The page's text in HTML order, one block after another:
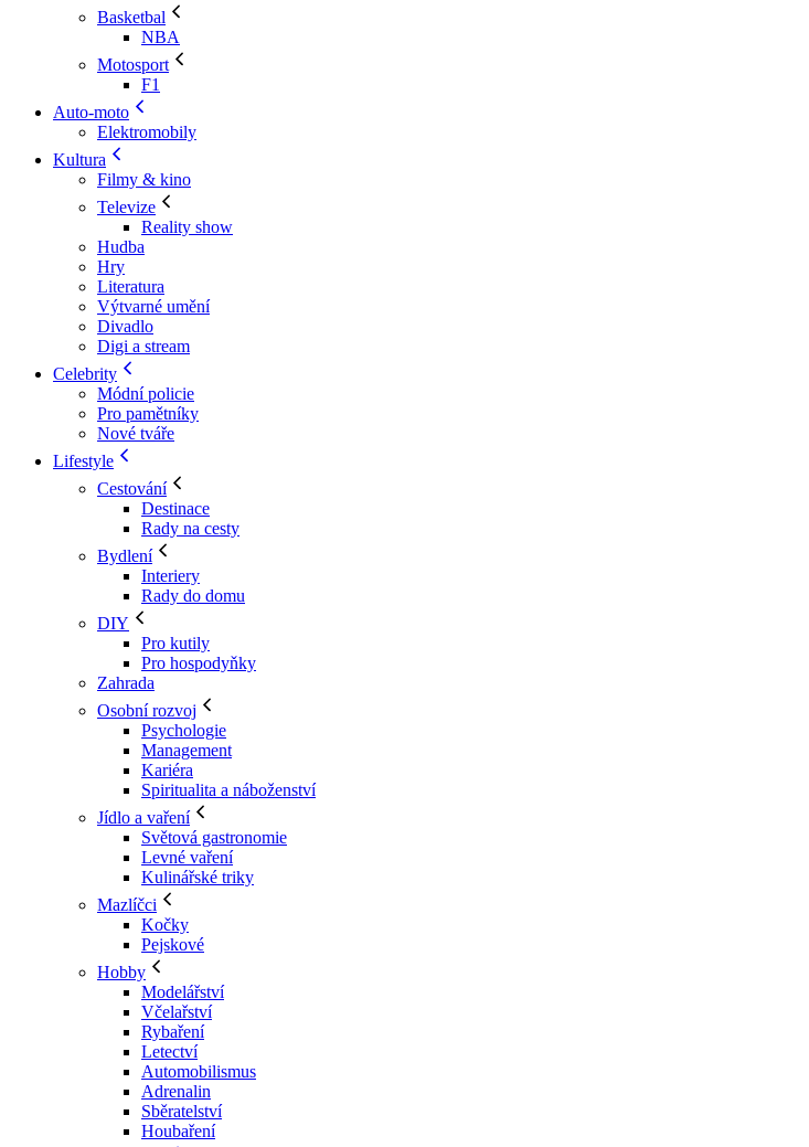
Basketbal
NBA
Motosport
F1
Auto-moto
Elektromobily
Kultura
Filmy & kino
Televize
Reality show
Hudba
Hry
Literatura
Výtvarné umění
Divadlo
Digi a stream
Celebrity
Módní policie
Pro pamětníky
Nové tváře
Lifestyle
Cestování
Destinace
Rady na cesty
Bydlení
Interiery
Rady do domu
DIY
Pro kutily
Pro hospodyňky
Zahrada
Osobní rozvoj
Psychologie
Management
Kariéra
Spiritualita a náboženství
Jídlo a vaření
Světová gastronomie
Levné vaření
Kulinářské triky
Mazlíčci
Kočky
Pejskové
Hobby
Modelářství
Včelařství
Rybaření
Letectví
Automobilismus
Adrenalin
Sběratelství
Houbaření